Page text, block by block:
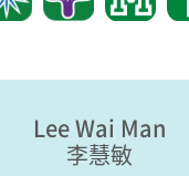
Lee Wai Man
李慧敏